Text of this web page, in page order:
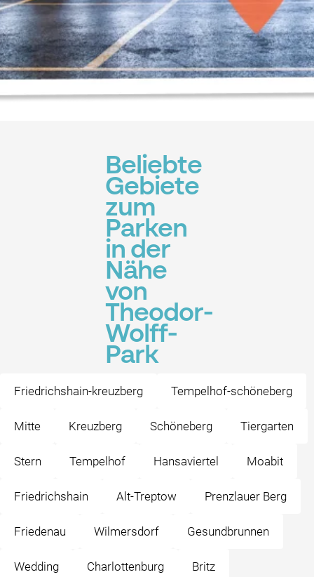
Beliebte
Gebiete
zum
Parken
in der
Nähe
von
Theodor-
Wolff-
Park
Friedrichshain-kreuzberg Tempelhof-schöneberg
Mitte Kreuzberg Schöneberg Tiergarten
Stern Tempelhof Hansaviertel Moabit
Friedrichshain Alt-Treptow Prenzlauer Berg
Friedenau Wilmersdorf Gesundbrunnen
Wedding Charlottenburg Britz